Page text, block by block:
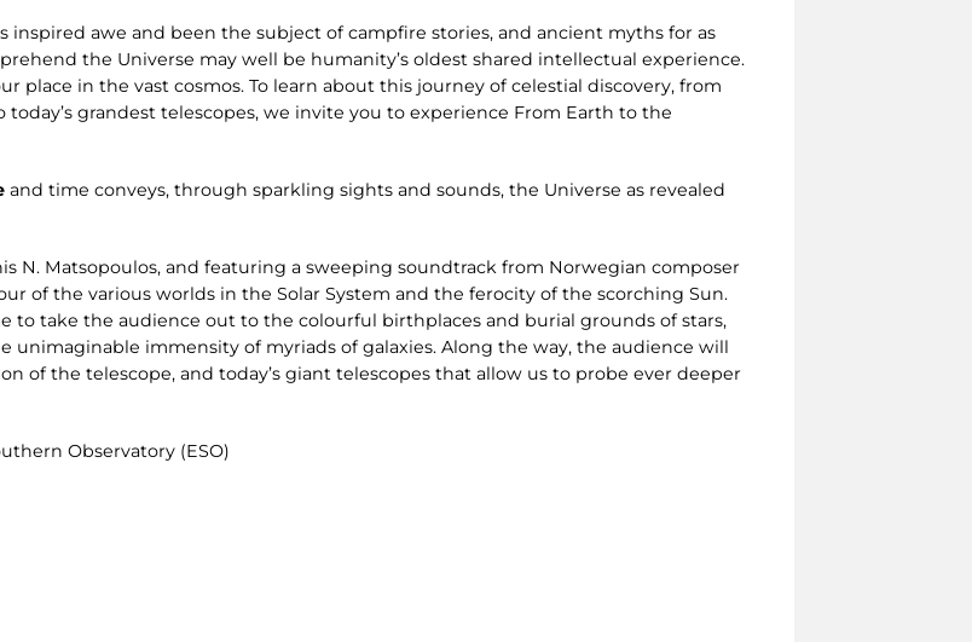
awe and been the subject of campfire stories, and ancient myths for as
the Universe may well be humanity’s oldest shared intellectual experience.
place in the vast cosmos. To learn about this journey of celestial discovery, from
grandest telescopes, we invite you to experience From Earth to the
and time conveys, through sparkling sights and sounds, the Universe as revealed
N. Matsopoulos, and featuring a sweeping soundtrack from Norwegian composer
of the various worlds in the Solar System and the ferocity of the scorching Sun.
to take the audience out to the colourful birthplaces and burial grounds of stars,
immensity of myriads of galaxies. Along the way, the audience will
of the telescope, and today’s giant telescopes that allow us to probe ever deeper
Observatory (ESO)